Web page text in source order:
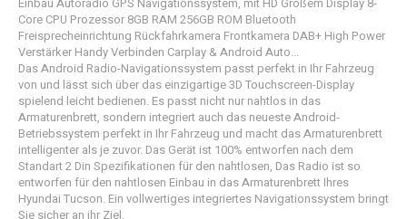
Core CPU Prozessor 8GB RAM 256GB ROM Bluetooth
Freisprecheinrichtung​ Rückfahrkamera Frontkamera DAB+​ High Power
Verstärker Handy Verbinden Carplay & Android Auto...
Das Android Radio-Navigationssystem passt perfekt in Ihr Fahrzeug
von und lässt sich über das einzigartige 3D Touchscreen-Display
spielend leicht bedienen. Es passt nicht nur nahtlos in das
Armaturenbrett, sondern integriert auch das neueste Android-
Betriebssystem perfekt in Ihr Fahrzeug und macht das Armaturenbrett
intelligenter als je zuvor. Das Gerät ist 100% entworfen nach dem
Standart 2 Din Spezifikationen für den nahtlosen, Das Radio ist so
entworfen für den nahtlosen Einbau in das Armaturenbrett Ihres
Hyundai Tucson. Ein vollwertiges integriertes Navigationssystem bringt
Sie sicher an ihr Ziel.